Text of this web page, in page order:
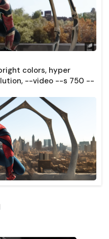
colors, hyper
--video --s 750 --